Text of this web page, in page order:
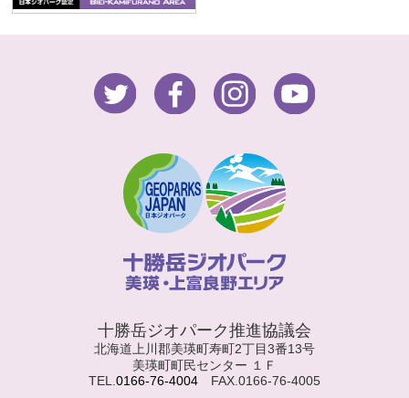
十勝岳ジオパーク推進協議会
北海道上川郡美瑛町寿町2丁目3番13号
美瑛町町民センター １Ｆ
TEL. 0166-76-4004 FAX.0166-76-4005